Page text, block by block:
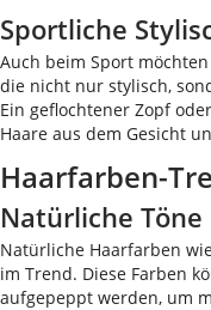
Sportliche
Auch beim Sport
die nicht nur stylisch,
Ein geflochtener Zopf
Haare aus dem Gesicht
Haarfarben-
Natürliche Töne
Natürliche Haarfarben
im Trend. Diese Farben
aufgepeppt werden, um